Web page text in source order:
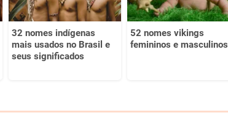
32 nomes indígenas
mais usados no Brasil e
seus significados
52 nomes vikings
femininos e masculinos